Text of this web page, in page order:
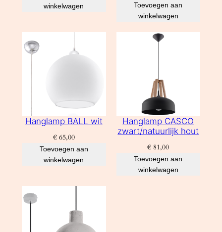
winkelwagen
Toevoegen aan
winkelwagen
Hanglamp BALL wit
€65,00
Toevoegen aan
winkelwagen
Hanglamp CASCO
zwart/natuurlijk hout
€ 81,00
Toevoegen aan
winkelwagen